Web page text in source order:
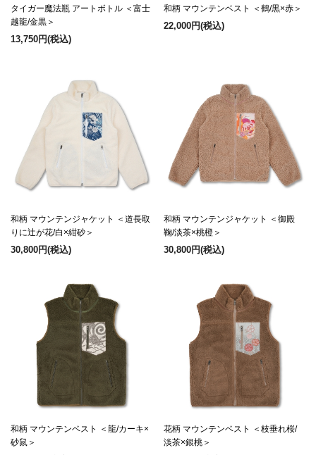
タイガー魔法瓶 アートボトル ＜富士
越龍/金黒＞
13,750円(税込)
和柄 マウンテンベスト ＜鶴/黒×赤＞
22,000円(税込)
和柄 マウンテンジャケット ＜道長取
りに辻が花/白×紺砂＞
30,800円(税込)
和柄 マウンテンジャケット ＜御殿
鞠/淡茶×桃橙＞
30,800円(税込)
和柄 マウンテンベスト ＜龍/カーキ×
砂鼠＞
花柄 マウンテンベスト ＜枝垂れ桜/
淡茶×銀桃＞